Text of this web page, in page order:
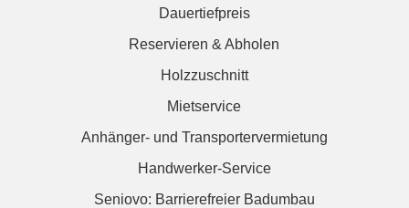
Dauertiefpreis
Reservieren & Abholen
Holzzuschnitt
Mietservice
Anhänger- und Transportervermietung
Handwerker-Service
Seniovo: Barrierefreier Badumbau